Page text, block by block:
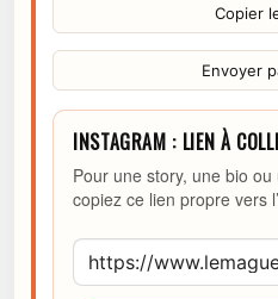
Copier
Envoyer
INSTAGRAM : LIEN À
Pour une story, une bio
copiez ce lien propre vers